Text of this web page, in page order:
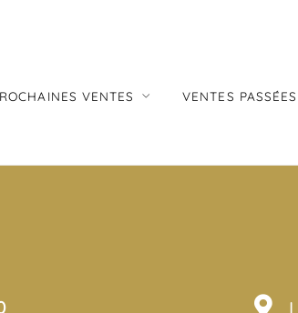
VENTES VENTES PASSÉES